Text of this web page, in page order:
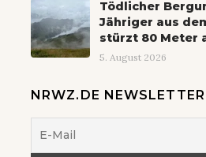
Tödlicher
Jähriger aus
stürzt 80 Meter
5. August 2026
NRWZ.DE NEWSLETTER